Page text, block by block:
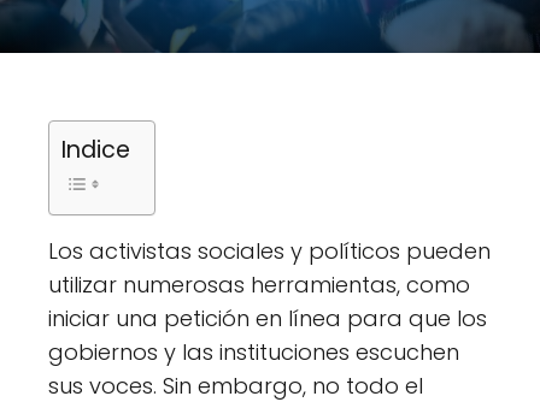
Indice
Los activistas sociales y políticos pueden
utilizar numerosas herramientas, como
iniciar una petición en línea para que los
gobiernos y las instituciones escuchen
sus voces. Sin embargo, no todo el